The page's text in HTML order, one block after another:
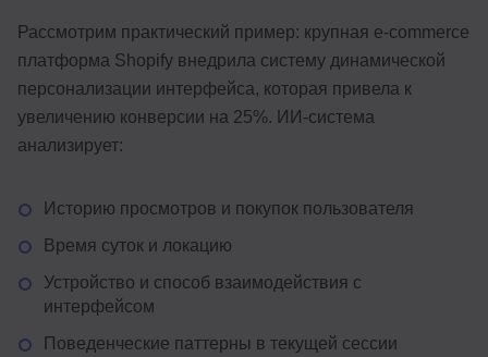
Рассмотрим практический пример: крупная e-commerce
платформа Shopify внедрила систему динамической
персонализации интерфейса, которая привела к
увеличению конверсии на 25%. ИИ-система
анализирует:
Историю просмотров и покупок пользователя
Время суток и локацию
Устройство и способ взаимодействия с
интерфейсом
Поведенческие паттерны в текущей сессии